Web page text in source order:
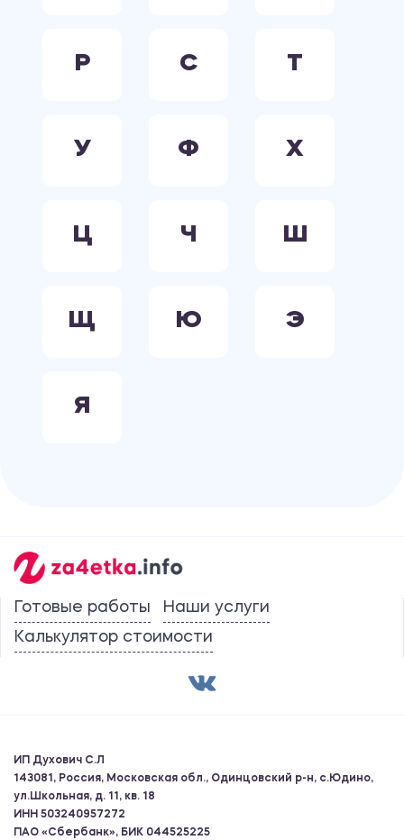
Р С Т
У Ф Х
Ц Ч Ш
Щ Ю Э
Я
Готовые работы
Наши услуги
Калькулятор стоимости
ИП Духович С.Л
143081, Россия, Московская обл., Одинцовский р-н, с.Юдино,
ул.Школьная, д. 11, кв. 18
ИНН 503240957272
ПАО «Сбербанк», БИК 044525225